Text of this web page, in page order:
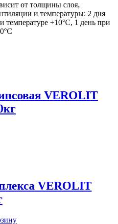
от толщины слоя,
и температуры: 2 дня
температуре +10°С, 1 день при
VEROLIT
VEROLIT